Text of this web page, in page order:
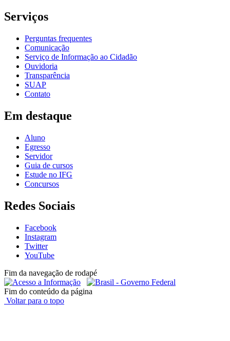
Serviços
Perguntas frequentes
Comunicação
Serviço de Informação ao Cidadão
Ouvidoria
Transparência
SUAP
Contato
Em destaque
Aluno
Egresso
Servidor
Guia de cursos
Estude no IFG
Concursos
Redes Sociais
Facebook
Instagram
Twitter
YouTube
Fim da navegação de rodapé
Fim do conteúdo da página
Voltar para o topo